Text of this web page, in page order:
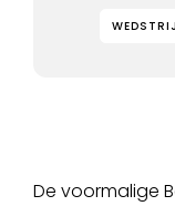
De voormalige